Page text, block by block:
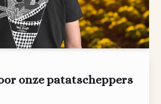
onze patatscheppers